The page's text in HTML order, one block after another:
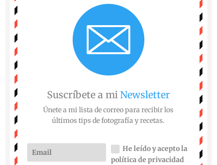
Suscríbete a mi Newsletter
Únete a mi lista de correo para recibir los
últimos tips de fotografía y recetas.
He leído y acepto la
política de privacidad